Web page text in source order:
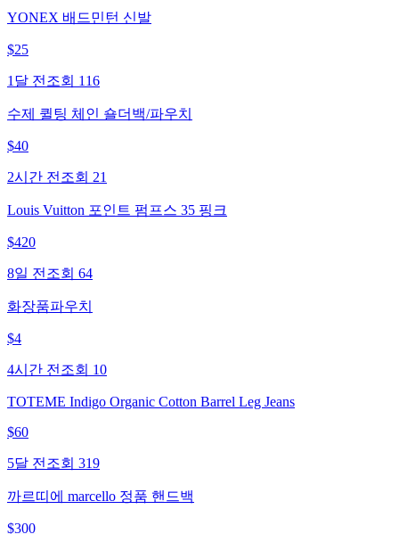
YONEX 배드민턴 신발
$25
1달 전 조회 116
수제 퀼팅 체인 숄더백/파우치
$40
2시간 전 조회 21
Louis Vuitton 포인트 펌프스 35 핑크
$420
8일 전 조회 64
화장품파우치
$4
4시간 전 조회 10
TOTEME Indigo Organic Cotton Barrel Leg Jeans
$60
5달 전 조회 319
까르띠에 marcello 정품 핸드백
$300